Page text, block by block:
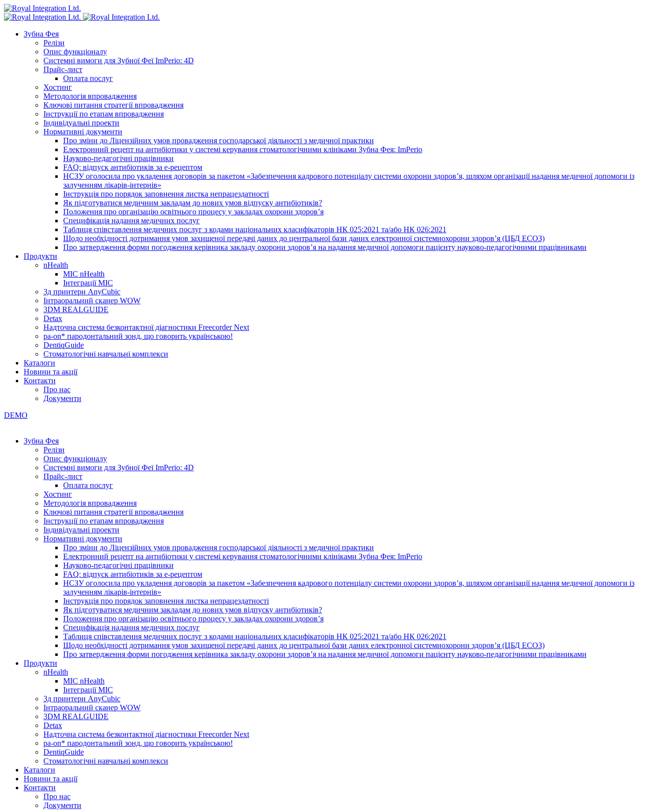
Зубна Фея
Релізи
Опис функціоналу
Системні вимоги для Зубної Феї ImPerio: 4D
Прайс-лист
Оплата послуг
Хостинг
Методологія впровадження
Ключові питання стратегії впровадження
Інструкції по етапам впровадження
Індивідуальні проекти
Нормативні документи
Про зміни до Ліцензійних умов провадження господарської діяльності з медичної практики
Електронний рецепт на антибіотики у системі керування стоматологічними клініками Зубна Фея: ImPerio
Науково-педагогічні працівники
FAQ: відпуск антибіотиків за е-рецептом
НСЗУ оголосила про укладення договорів за пакетом «Забезпечення кадрового потенціалу системи охорони здоров’я, шляхом організації надання медичної допомоги із
залученням лікарів-інтернів»
Інструкція про порядок заповнення листка непрацездатності
Як підготуватися медичним закладам до нових умов відпуску антибіотиків?
Положення про організацію освітнього процесу у закладах охорони здоров’я
Специфікація надання медичних послуг
Таблиця співставлення медичних послуг з кодами національних класифікаторів НК 025:2021 та/або НК 026:2021
Щодо необхідності дотримання умов захищеної передачі даних до центральної бази даних електронної системиохорони здоров’я (ЦБД ЕСОЗ)
Про затвердження форми погодження керівника закладу охорони здоров’я на надання медичної допомоги пацієнту науково-педагогічними працівниками
Продукти
nHealth
МІС nHealth
Інтеграції МІС
3д принтери AnyCubic
Інтраоральний сканер WOW
3DM REALGUIDE
Detax
Надточна система безконтактної діагностики Freecorder Next
pa-on* пародонтальний зонд, що говорить українською!
DentiqGuide
Стоматологічні навчальні комплекси
Каталоги
Новини та акції
Контакти
Про нас
Документи
DEMO
Зубна Фея
Релізи
Опис функціоналу
Системні вимоги для Зубної Феї ImPerio: 4D
Прайс-лист
Оплата послуг
Хостинг
Методологія впровадження
Ключові питання стратегії впровадження
Інструкції по етапам впровадження
Індивідуальні проекти
Нормативні документи
Про зміни до Ліцензійних умов провадження господарської діяльності з медичної практики
Електронний рецепт на антибіотики у системі керування стоматологічними клініками Зубна Фея: ImPerio
Науково-педагогічні працівники
FAQ: відпуск антибіотиків за е-рецептом
НСЗУ оголосила про укладення договорів за пакетом «Забезпечення кадрового потенціалу системи охорони здоров’я, шляхом організації надання медичної допомоги із
залученням лікарів-інтернів»
Інструкція про порядок заповнення листка непрацездатності
Як підготуватися медичним закладам до нових умов відпуску антибіотиків?
Положення про організацію освітнього процесу у закладах охорони здоров’я
Специфікація надання медичних послуг
Таблиця співставлення медичних послуг з кодами національних класифікаторів НК 025:2021 та/або НК 026:2021
Щодо необхідності дотримання умов захищеної передачі даних до центральної бази даних електронної системиохорони здоров’я (ЦБД ЕСОЗ)
Про затвердження форми погодження керівника закладу охорони здоров’я на надання медичної допомоги пацієнту науково-педагогічними працівниками
Продукти
nHealth
МІС nHealth
Інтеграції МІС
3д принтери AnyCubic
Інтраоральний сканер WOW
3DM REALGUIDE
Detax
Надточна система безконтактної діагностики Freecorder Next
pa-on* пародонтальний зонд, що говорить українською!
DentiqGuide
Стоматологічні навчальні комплекси
Каталоги
Новини та акції
Контакти
Про нас
Документи